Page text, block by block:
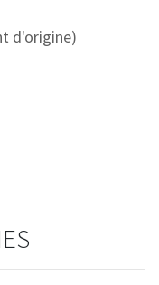
d'origine)